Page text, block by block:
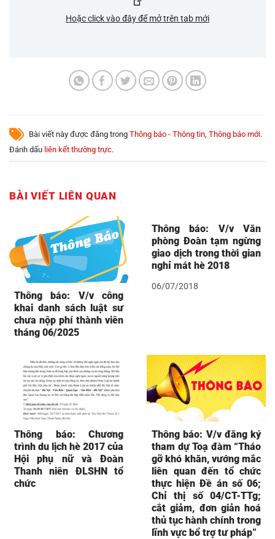
Hoặc click vào đây để mở trên tab mới
Bài viết này được đăng trong Thông báo - Thông tin Thông báo mới.
Đánh dấu liên kết thường trực.
BÀI VIẾT LIÊN QUAN
Thông báo: V/v công
khai danh sách luật sư
chưa nộp phí thành viên
tháng 06/2025
Thông báo: V/v Văn
phòng Đoàn tạm ngừng
giao dịch trong thời gian
nghỉ mát hè 2018
06/07/2018
Thông báo: Chương
trình du lịch hè 2017 của
Hội phụ nữ và Đoàn
Thanh niên ĐLSHN tổ
chức
Thông báo: V/v đăng ký
tham dự Toạ đàm “Tháo
gỡ khó khăn, vướng mắc
liên quan đến tổ chức
thực hiện Đề án số 06;
Chỉ thị số 04/CT-TTg;
cắt giảm, đơn giản hoá
thủ tục hành chính trong
lĩnh vực bổ trợ tư pháp”